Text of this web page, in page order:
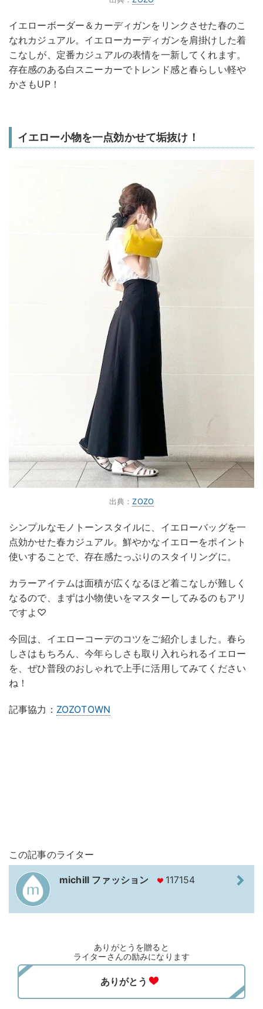
イエローボーダー＆カーディガンをリンクさせた春のこ
なれカジュアル。イエローカーディガンを肩掛けした着
こなしが、定番カジュアルの表情を一新してくれます。
存在感のある白スニーカーでトレンド感と春らしい軽や
かさもUP！
イエロー小物を一点効かせて垢抜け！
出典：ZOZO
シンプルなモノトーンスタイルに、イエローバッグを一
点効かせた春カジュアル。鮮やかなイエローをポイント
使いすることで、存在感たっぷりのスタイリングに。
カラーアイテムは面積が広くなるほど着こなしが難しく
なるので、まずは小物使いをマスターしてみるのもアリ
ですよ♡
今回は、イエローコーデのコツをご紹介しました。春ら
しさはもちろん、今年らしさも取り入れられるイエロー
を、ぜひ普段のおしゃれで上手に活用してみてください
ね！
記事協力： ZOZOTOWN
この記事のライター
michill ファッション 117154
ありがとうを贈ると
ライターさんの励みになります